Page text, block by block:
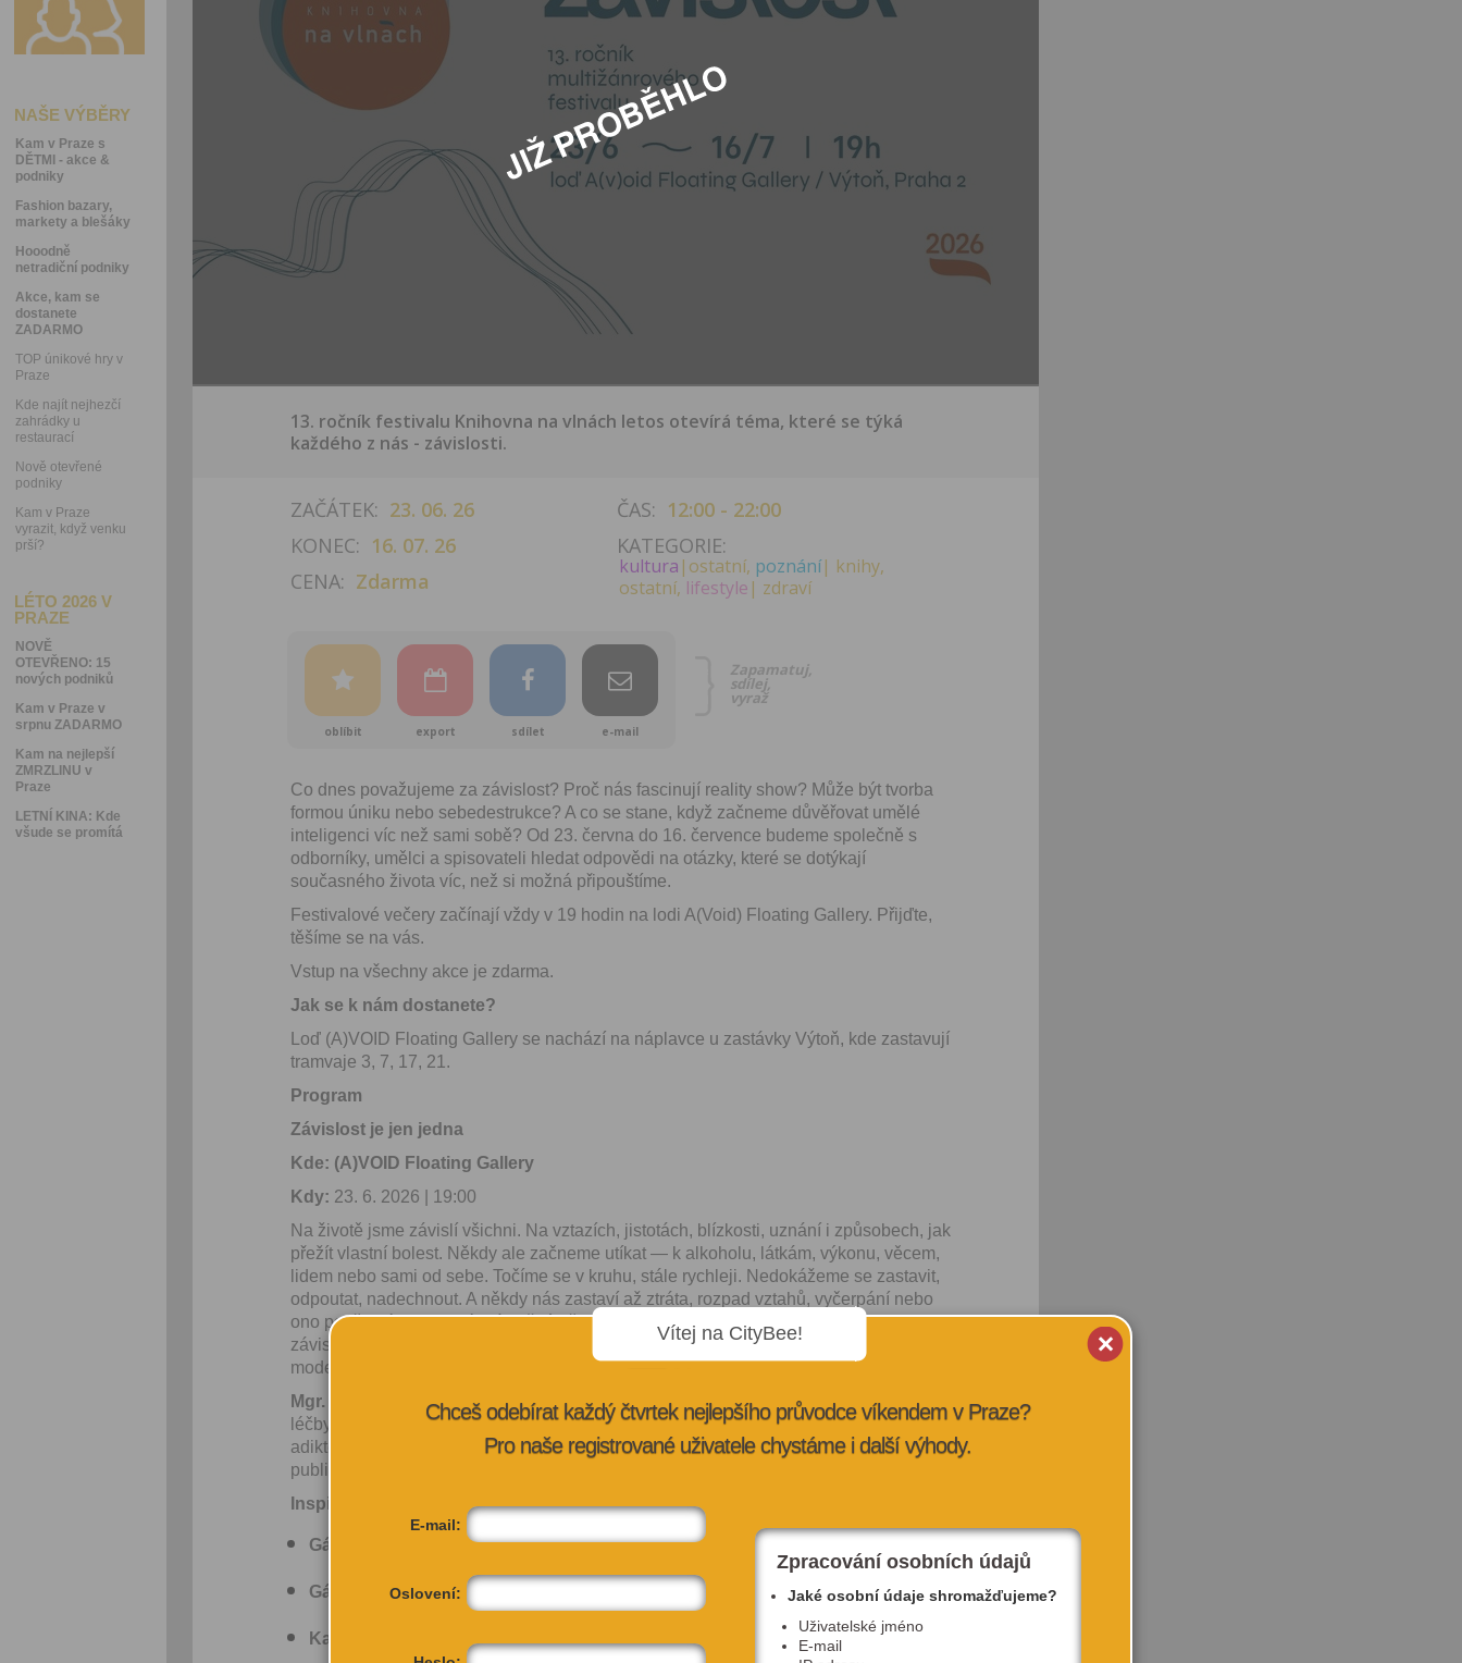
NAŠE VÝBĚRY
Kam v Praze s
DĚTMI - akce &
podniky
Fashion bazary,
markety a blešáky
Hooodně
netradiční podniky
Akce, kam se
dostanete
ZADARMO
TOP únikové hry v
Praze
Kde najít nejhezčí
zahrádky u
restaurací
Nově otevřené
podniky
Kam v Praze
vyrazit, když venku
prší?
LÉTO 2026 V
PRAZE
NOVĚ
OTEVŘENO: 15
nových podniků
Kam v Praze v
srpnu ZADARMO
Kam na nejlepší
ZMRZLINU v
Praze
LETNÍ KINA: Kde
všude se promítá
13. ročník festivalu Knihovna na vlnách letos otevírá téma, které se týká
každého z nás - závislosti.
ZAČÁTEK: 23. 06. 26
KONEC: 16. 07. 26
CENA: Zdarma
ČAS: 12:00 - 22:00
KATEGORIE:
kultura |ostatní, poznání| knihy,
ostatní, lifestyle | zdraví
oblíbit export sdílet e-mail
Zapamatuj,
sdílej,
vyraž
Co dnes považujeme za závislost? Proč nás fascinují reality show? Může být tvorba
formou úniku nebo sebedestrukce? A co se stane, když začneme důvěřovat umělé
inteligenci víc než sami sobě? Od 23. června do 16. července budeme společně s
odborníky, umělci a spisovateli hledat odpovědi na otázky, které se dotýkají
současného života víc, než si možná připouštíme.
Festivalové večery začínají vždy v 19 hodin na lodi A(Void) Floating Gallery. Přijďte,
těšíme se na vás.
Vstup na všechny akce je zdarma.
Jak se k nám dostanete?
Loď (A)VOID Floating Gallery se nachází na náplavce u zastávky Výtoň, kde zastavují
tramvaje 3, 7, 17, 21.
Program
Závislost je jen jedna
Kde: (A)VOID Floating Gallery
Kdy: 23. 6. 2026 | 19:00
Na životě jsme závislí všichni. Na vztazích, jistotách, blízkosti, uznání i způsobech, jak
přežít vlastní bolest. Někdy ale začneme utíkat — k alkoholu, látkám, výkonu, věcem,
lidem nebo sami od sebe. Točíme se v kruhu, stále rychleji. Nedokážeme se zastavit,
odpoutat, nadechnout. A někdy nás zastaví až ztráta, rozpad vztahů, vyčerpání nebo
ono pověstné dno, které má každý někde jinde. Co dnes vlastně považujeme za
závislost? A koho nebo co se snažíme léčit? Hostem večera bude Aleš Kuda,
moderují ho: Dagmar Plamperová a Josef Straka.
Mgr. Aleš Kuda
je adiktolog, psycholog a terapeut, který dlouhodobě působí v oblasti
léčby závislostí. Je zakladatelem Institutu Origanum a odborným asistentem Centra
adiktologie 1. lékařské fakulty UK. Ve své praxi se věnuje terapii, výuce, supervizím i
publikační činnosti a zastává přístup, že „léčba není za trest“.
Inspirace ke čtení:
Gábor Maté: V říši hladových duchů
Gábor Maté:Když tělo řekne ne
Kamil Kalina:
Vítej na CityBee!
Chceš odebírat každý čtvrtek nejlepšího průvodce víkendem v Praze?
Pro naše registrované uživatele chystáme i další výhody.
E-mail:
Oslovení:
Zpracování osobních údajů
Jaké osobní údaje shromažďujeme?
Uživatelské jméno
E-mail